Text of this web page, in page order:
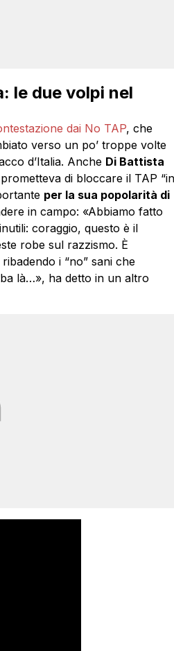
le due volpi nel
dai No TAP, che
verso un po’ troppe volte
d’Italia. Anche Di Battista
di bloccare il TAP “in
per la sua popolarità di
in campo: «Abbiamo fatto
coraggio, questo è il
robe sul razzismo. È
i “no” sani che
là…», ha detto in un altro